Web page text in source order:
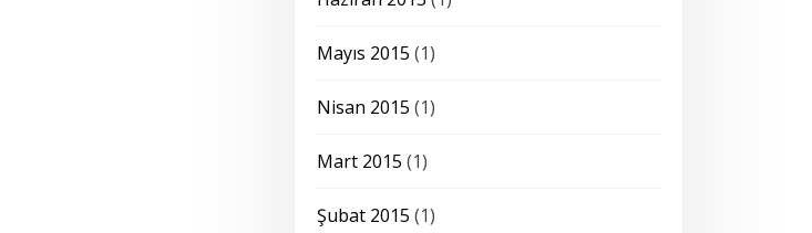
Mayıs 2015 (1)
Nisan 2015 (1)
Mart 2015 (1)
Şubat 2015 (1)